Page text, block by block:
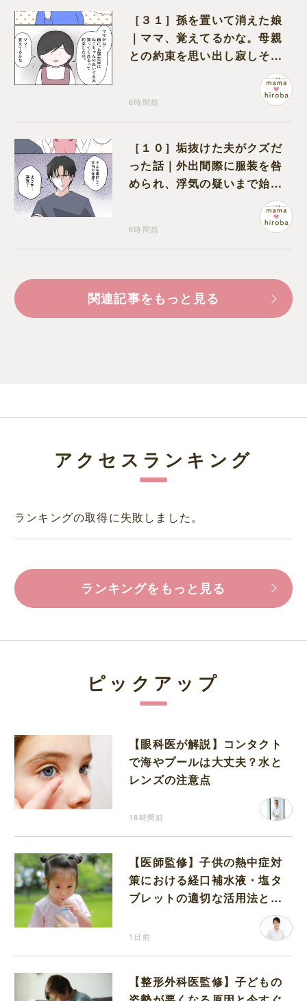
［３１］孫を置いて消えた娘
｜ママ、覚えてるかな。母親
との約束を思い出し寂しそう
6時間前
［１０］垢抜けた夫がクズだ
った話｜外出間際に服装を咎
められ、浮気の疑いまで始め
6時間前
関連記事をもっと見る
アクセスランキング
ランキングの取得に失敗しました。
ランキングをもっと見る
ピックアップ
【眼科医が解説】コンタクト
で海やプールは大丈夫？水と
レンズの注意点
18時間前
【医師監修】子供の熱中症対
策における経口補水液・塩タ
ブレットの適切な活用法と水
1日前
【整形外科医監修】子どもの